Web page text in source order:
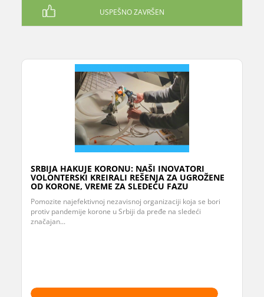
USPEŠNO ZAVRŠEN
SRBIJA HAKUJE KORONU: NAŠI INOVATORI
VOLONTERSKI KREIRALI REŠENJA ZA UGROŽENE
OD KORONE, VREME ZA SLEDEĆU FAZU
Pomozite najefektivnoj nezavisnoj organizaciji koja se bori
protiv pandemije korone u Srbiji da pređe na sledeći
značajan...